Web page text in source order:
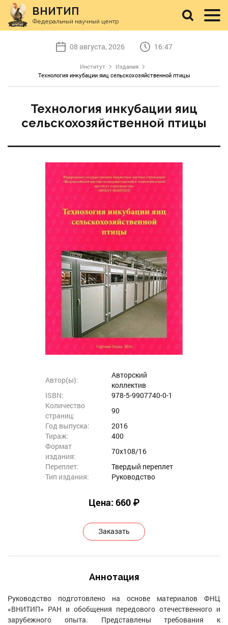
ВНИТИП
Федеральный научный центр
08 августа, 2026 16:47
Институт
Издания
Технология инкубации яиц сельскохозяйственной птицы
Технология инкубации яиц
сельскохозяйственной птицы
Автор(ы):
Авторский
коллектив
ISBN:
978-5-9907740-0-1
Количество
страниц:
90
Год выпуска:
2016
Тираж:
400
Формат
издания:
70x108/16
Переплет:
Твердый переплет
Тип издания:
Руководство
Цена: 660 ₽
Заказать
Аннотация
Руководство подготовлено на основе материалов ФНЦ
«ВНИТИП» РАН и обобщения передового отечественного и
зарубежного опыта. Представлены требования к